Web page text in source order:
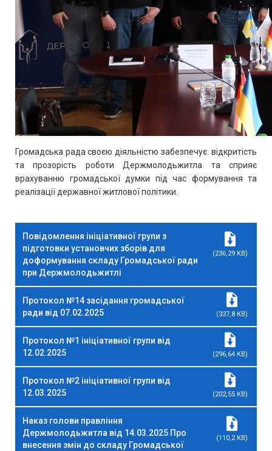
Громадська рада своєю діяльністю забезпечуєвідкритість
та прозорість роботи Держмолодьжитла та сприяє
врахуванню громадської думки під час формування та
реалізації державної житлової політики.
Повідомлення ініціативної групи з
підготовки установчих зборів для
доформування складу Громадської ради
при Держмолодьжитлі
(236,29 KB)
Протокол №14 засідання громадської
ради від 07.02.2025
(337,8 KB)
Протокол №1 ініціативної групи від
12.02.2025
(296,64 KB)
Протокол №2 ініціативної групи від
12.03.2025
(202,55 KB)
Наказ голови правління
Держмолодьжитла від 14.03.2025 Про
внесення змін до складу Громадської
(110,2 KB)